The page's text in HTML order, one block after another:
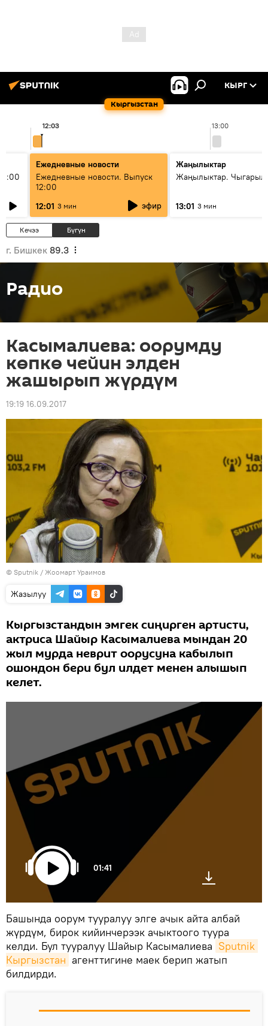
Кыргызстан
КЫРГ
13:00
12:03
Ежедневные новости
Ежедневные новости. Выпуск
12:00
12:01 3 мин эфир
Жаңылыктар
Жаңылыктар.
13:01 3 мин
Кечээ Бүгүн
г. Бишкек 89.3
Радио
Касымалиева: оорумду
көпкө чейин элден
жашырып жүрдүм
19:19 16.09.2017
© Sputnik / Жоомарт Ураимов
Жазылуу
Кыргызстандын эмгек сиңирген артисти,
актриса Шайыр Касымалиева мындан 20
жыл мурда неврит оорусуна кабылып
ошондон бери бул илдет менен алышып
келет.
01:41
Башында оорум тууралуу элге ачык айта албай
жүрдүм, бирок кийинчерээк ачыктоого туура
келди. Бул тууралуу Шайыр Касымалиева Sputnik
Кыргызстан агенттигине маек берип жатып
билдирди.